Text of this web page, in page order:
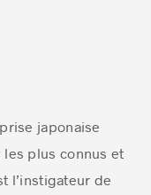
japonaise
plus connus et
l’instigateur de